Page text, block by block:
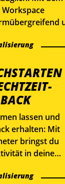
Workspace
lassen und
erhalten: Mit
bringst du
in deine
wertvolle